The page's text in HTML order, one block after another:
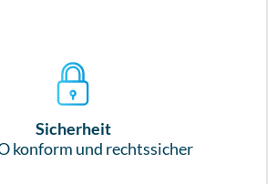
Sicherheit
konform und rechtssicher